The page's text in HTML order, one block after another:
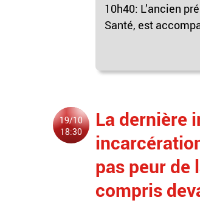
10h40: L’ancien
Santé, est
19/10
18:30
La dernière
pas peur de
compris